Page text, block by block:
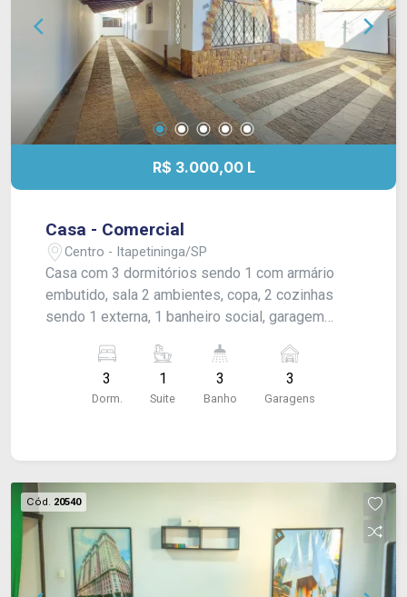
R$ 3.000,00 L
Casa - Comercial
Centro - Itapetininga/SP
Casa com 3 dormitórios sendo 1 com armário
embutido, sala 2 ambientes, copa, 2 cozinhas
sendo 1 externa, 1 banheiro social, garagem
Edícula com lavanderia, suíte e sala. Parte
Superior: 1 dormitório grande, 1 banheiro.
Acabamento: laje, piso frio, cozinha e banheiro
3
Dorm.
1
Suite
3
Banho
3
Garagens
Cód. 20540